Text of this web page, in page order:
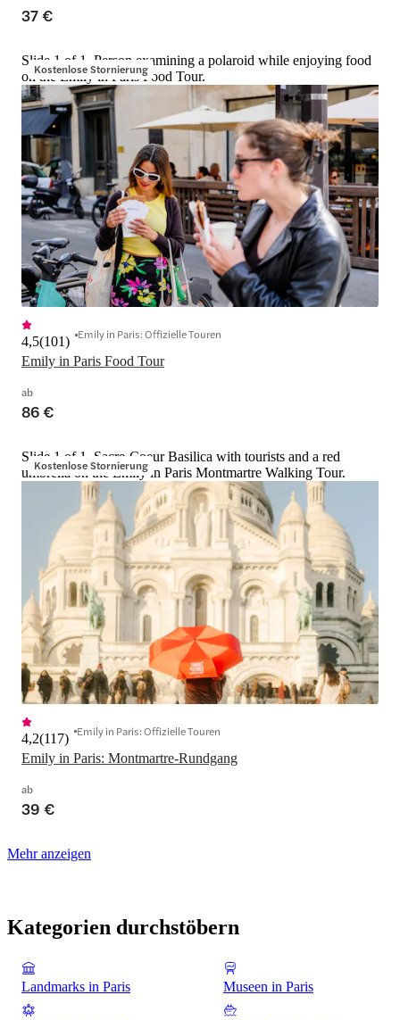
37 €
Kostenlose Stornierung
Slide 1 of 1, Person examining a polaroid while enjoying food
on the Emily in Paris Food Tour.
Emily in Paris Food Tour
4,5(101) Emily in Paris: Offizielle Touren
ab
86 €
Kostenlose Stornierung
Slide 1 of 1, Sacre-Coeur Basilica with tourists and a red
umbrella on the Emily in Paris Montmartre Walking Tour.
Emily in Paris: Montmartre-Rundgang
4,2(117) Emily in Paris: Offizielle Touren
ab
39 €
Mehr anzeigen
Kategorien durchstöbern
Landmarks in Paris Museen in Paris